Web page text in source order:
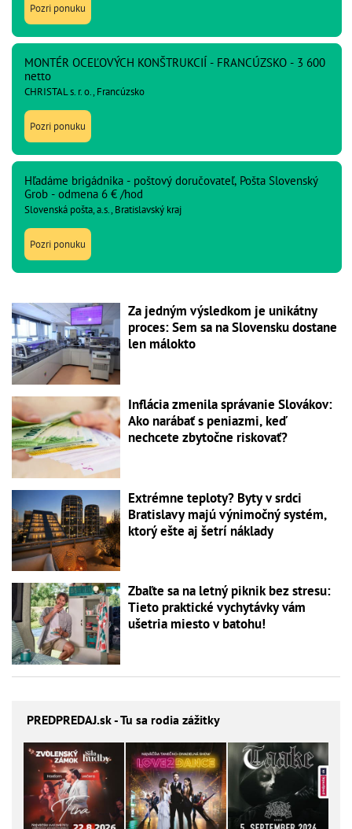
Pozri ponuku
MONTÉR OCEĽOVÝCH KONŠTRUKCIÍ - FRANCÚZSKO - 3 600
netto
CHRISTAL s. r. o., Francúzsko
Pozri ponuku
Hľadáme brigádnika - poštový doručovateľ, Pošta Slovenský
Grob - odmena 6 € /hod
Slovenská pošta, a.s., Bratislavský kraj
Pozri ponuku
Za jedným výsledkom je unikátny
proces: Sem sa na Slovensku dostane
len málokto
Inflácia zmenila správanie Slovákov:
Ako narábať s peniazmi, keď
nechcete zbytočne riskovať?
Extrémne teploty? Byty v srdci
Bratislavy majú výnimočný systém,
ktorý ešte aj šetrí náklady
Zbaľte sa na letný piknik bez stresu:
Tieto praktické vychytávky vám
ušetria miesto v batohu!
PREDPREDAJ.sk - Tu sa rodia zážitky